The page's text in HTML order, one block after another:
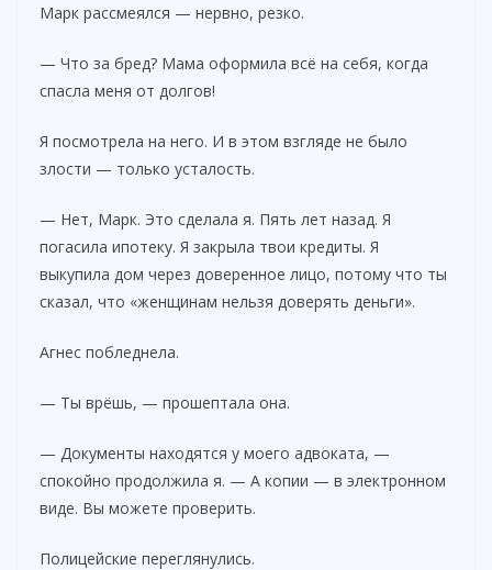
Марк рассмеялся — нервно, резко.
— Что за бред? Мама оформила всё на себя, когда
спасла меня от долгов!
Я посмотрела на него. И в этом взгляде не было
злости — только усталость.
— Нет, Марк. Это сделала я. Пять лет назад. Я
погасила ипотеку. Я закрыла твои кредиты. Я
выкупила дом через доверенное лицо, потому что ты
сказал, что «женщинам нельзя доверять деньги».
Агнес побледнела.
— Ты врёшь, — прошептала она.
— Документы находятся у моего адвоката, —
спокойно продолжила я. — А копии — в электронном
виде. Вы можете проверить.
Полицейские переглянулись.